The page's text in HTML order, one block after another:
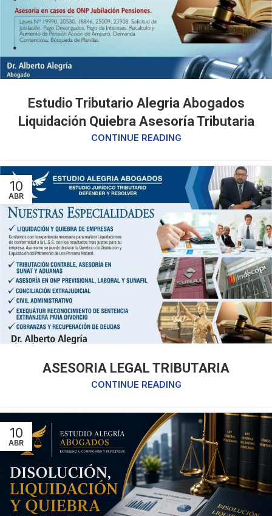
Estudio Tributario Alegria Abogados
Liquidación Quiebra Asesoría Tributaria
CONTINUE READING
10
ABR
ASESORIA LEGAL TRIBUTARIA
CONTINUE READING
10
ABR